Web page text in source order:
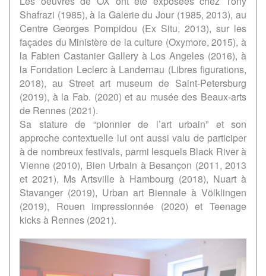
Shafrazi (1985), à la Galerie du Jour (1985, 2013), au
Centre Georges Pompidou (Ex Situ, 2013), sur les
façades du Ministère de la culture (Oxymore, 2015), à
la Fabien Castanier Gallery à Los Angeles (2016), à
la Fondation Leclerc à Landernau (Libres figurations,
2018), au Street art museum de Saint-Petersburg
(2019), à la Fab. (2020) et au musée des Beaux-arts
de Rennes (2021).
Sa stature de “pionnier de l’art urbain” et son
approche contextuelle lui ont aussi valu de participer
à de nombreux festivals, parmi lesquels Black River à
Vienne (2010), Bien Urbain à Besançon (2011, 2013
et 2021), Ms Artsville à Hambourg (2018), Nuart à
Stavanger (2019), Urban art Biennale à Völklingen
(2019), Rouen impressionnée (2020) et Teenage
kicks à Rennes (2021).